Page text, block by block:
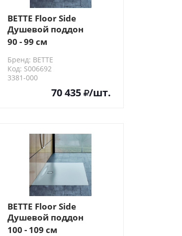
BETTE Floor Side
Душевой поддон
90х90х6.5 см,
цвет: белый
90 - 99 см
Бренд: BETTE
Код: S006692
3381-000
70 435 /шт.
BETTE Floor Side
Душевой поддон
100х100х6.5 см,
100 - 109 см